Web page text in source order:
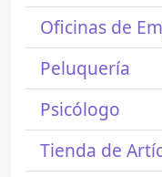
Oficinas de
Peluquería
Psicólogo
Tienda de